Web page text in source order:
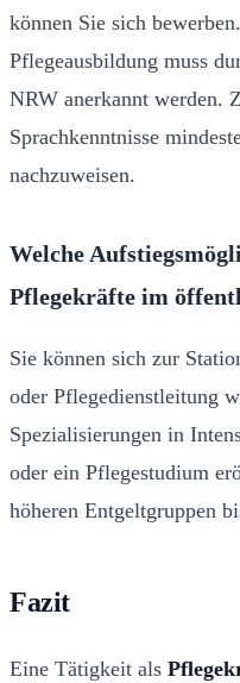
können Sie sich
Pflegeausbildung muss
NRW anerkannt werden.
Sprachkenntnisse
nachzuweisen.
Welche
Pflegekräfte im
Sie können sich zur
oder Pflegedienstleitung
Spezialisierungen in
oder ein Pflegestudium
höheren Entgeltgruppen
Fazit
Eine Tätigkeit als